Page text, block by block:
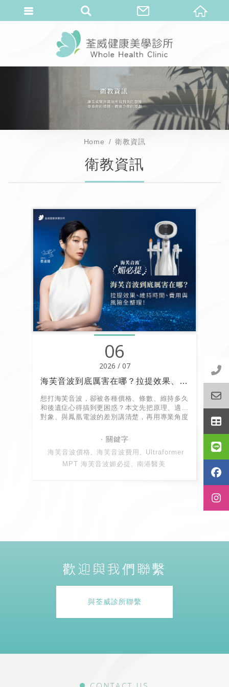
Home 衛教資訊
衛教資訊
06
2026 / 07
海芙音波到底厲害在哪？拉提效果、維持時間、費用與風險全整理！
想打海芙音波，卻被各種價格、條數、維持多久
和後遺症心得搞到更困惑？本文先把原理、適合
對象、與鳳凰電波的差別講清楚，再用專業角度
資訊！
海芙音波價格 海芙音波費用
Ultraformer
MPT 海芙音波媚必提
南港醫美
歡迎與我們聯繫
與荃威診所聯繫